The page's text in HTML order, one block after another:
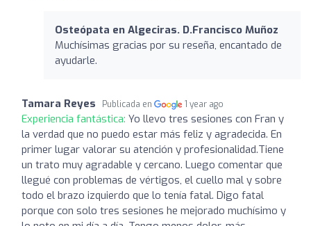
Osteópata en Algeciras. D.Francisco Muñoz
Muchísimas gracias por su reseña, encantado de
ayudarle.
Tamara Reyes Publicada en 1 year ago
Experiencia fantástica: Yo llevo tres sesiones con Fran y
la verdad que no puedo estar más feliz y agradecida. En
primer lugar valorar su atención y profesionalidad.Tiene
un trato muy agradable y cercano. Luego comentar que
llegué con problemas de vértigos, el cuello mal y sobre
todo el brazo izquierdo que lo tenía fatal. Digo fatal
porque con solo tres sesiones he mejorado muchísimo y